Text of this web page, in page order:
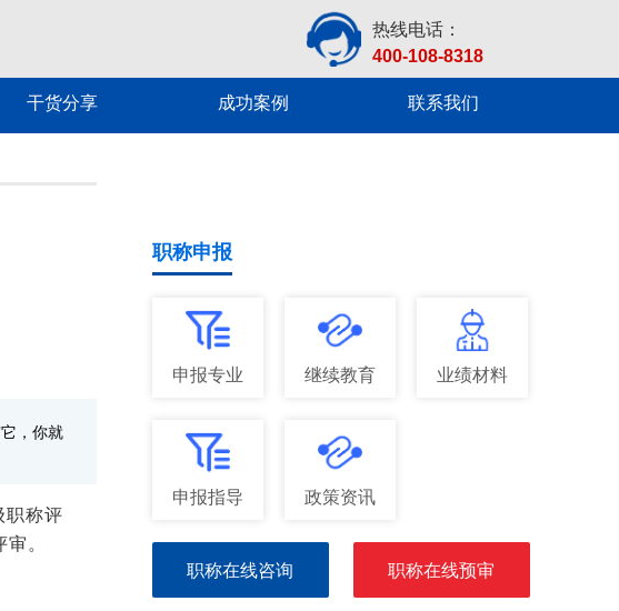
热线电话：
400-108-8318
干货分享 成功案例 联系我们
，你就
职称评
。
职称申报
申报专业 继续教育 业绩材料
申报指导 政策资讯
职称在线咨询 职称在线预审